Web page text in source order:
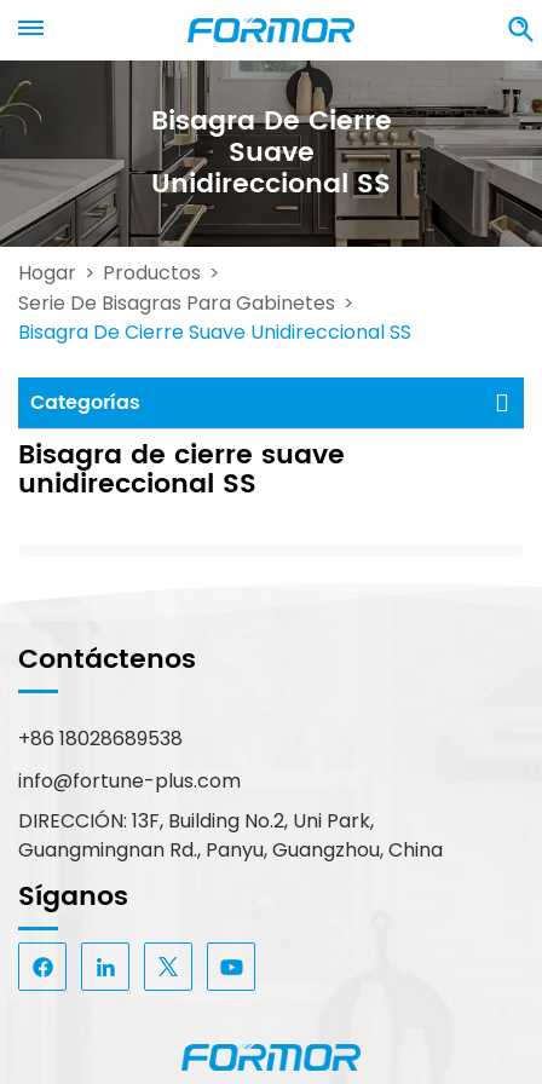
Bisagra De Cierre
Suave
Unidireccional SS
Hogar > Productos >
Serie De Bisagras Para Gabinetes >
Bisagra De Cierre Suave Unidireccional SS
Categorías
Bisagra de cierre suave
unidireccional SS
Contáctenos
+86 18028689538
info@fortune-plus.com
DIRECCIÓN: 13F, Building No.2, Uni Park,
Guangmingnan Rd., Panyu, Guangzhou, China
Síganos